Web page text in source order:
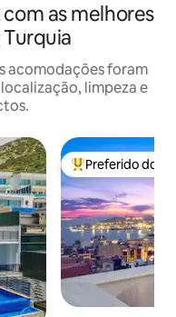
as melhores
acomodações foram
limpeza e
Entre os
Preferido dos